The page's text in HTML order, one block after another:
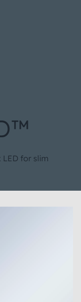
LED for slim